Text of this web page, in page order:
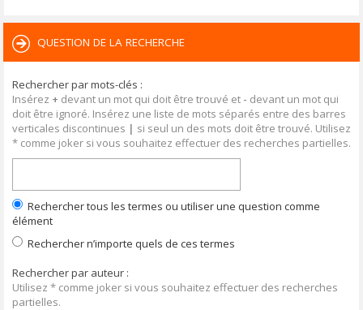
QUESTION DE LA RECHERCHE
Rechercher par mots-clés :
Insérez + devant un mot qui doit être trouvé et - devant un mot qui
doit être ignoré. Insérez une liste de mots séparés entre des barres
verticales discontinues | si seul un des mots doit être trouvé. Utilisez
* comme joker si vous souhaitez effectuer des recherches partielles.
Rechercher tous les termes ou utiliser une question comme
élément
Rechercher n’importe quels de ces termes
Rechercher par auteur :
Utilisez * comme joker si vous souhaitez effectuer des recherches
partielles.